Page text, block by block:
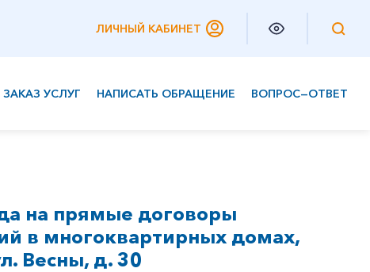
ЛИЧНЫЙ КАБИНЕТ
ЗАКАЗ УСЛУГ НАПИСАТЬ ОБРАЩЕНИЕ ВОПРОС—ОТВЕТ
на прямые договоры
в многоквартирных домах,
Весны, д. 30